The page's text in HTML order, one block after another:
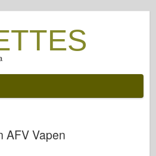
AFV Vapen